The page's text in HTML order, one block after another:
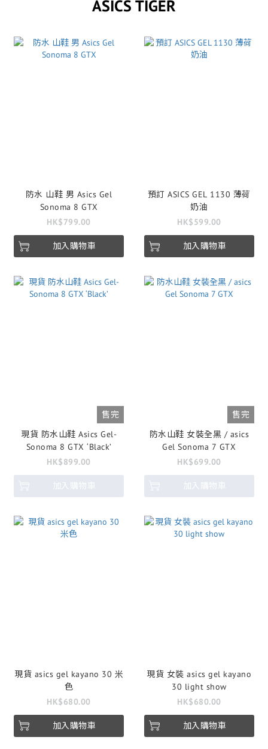
ASICS TIGER
防水 山鞋 男 Asics Gel
Sonoma 8 GTX
HK$799.00
加入購物車
預訂 ASICS GEL 1130 薄荷
奶油
HK$599.00
加入購物車
售完
現貨 防水山鞋 Asics Gel-
Sonoma 8 GTX ‘Black’
HK$899.00
加入購物車
售完
防水山鞋 女裝全黑 / asics
Gel Sonoma 7 GTX
HK$699.00
加入購物車
現貨 asics gel kayano 30 米
色
HK$680.00
加入購物車
現貨 女裝 asics gel kayano
30 light show
HK$680.00
加入購物車